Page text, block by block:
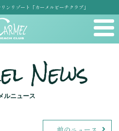
ンリゾート「カーメルビーチクラブ」
News
ルニュース